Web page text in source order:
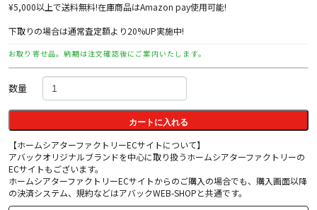
¥5,000以上で送料無料!在庫商品はAmazon pay使用可能!
下取りの場合は通常査定額より20%UP実施中!
お取り寄せ品。納期は注文確認後にご案内いたします。
数量
カートに入れる
【ホームシアターファクトリーECサイトについて】
アバックオリジナルブランドを中心に取り扱うホームシアターファクトリーの
ECサイトもございます。
ホームシアターファクトリーECサイトからのご購入の場合でも、購入画面以降
の決済システム、規約などはアバックWEB-SHOPと共通です。